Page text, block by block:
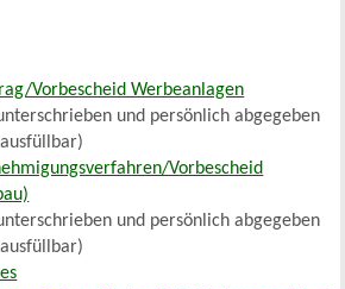
Vorbescheid Werbeanlagen
und persönlich abgegeben
Vorbescheid
und persönlich abgegeben